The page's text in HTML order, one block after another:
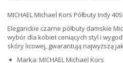
MICHAEL Michael Kors Półbuty Indy
Eleganckie czarne półbuty damskie
wybór dla kobiet ceniących styl i
skóry licowej, gwarantują najwyższą
Marka: MICHAEL Michael Kors